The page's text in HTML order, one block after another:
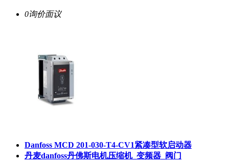
0询价面议
Danfoss MCD 201-030-T4-CV1紧凑型软启动器
丹麦danfoss丹佛斯电机压缩机_变频器_阀门